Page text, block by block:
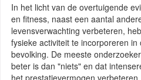
In het licht van de overtuigende
en fitness, naast een aantal
levensverwachting verbeteren,
fysieke activiteit te incorporeren
bevolking. De meeste
beter is dan "niets" en dat
het prestatievermogen